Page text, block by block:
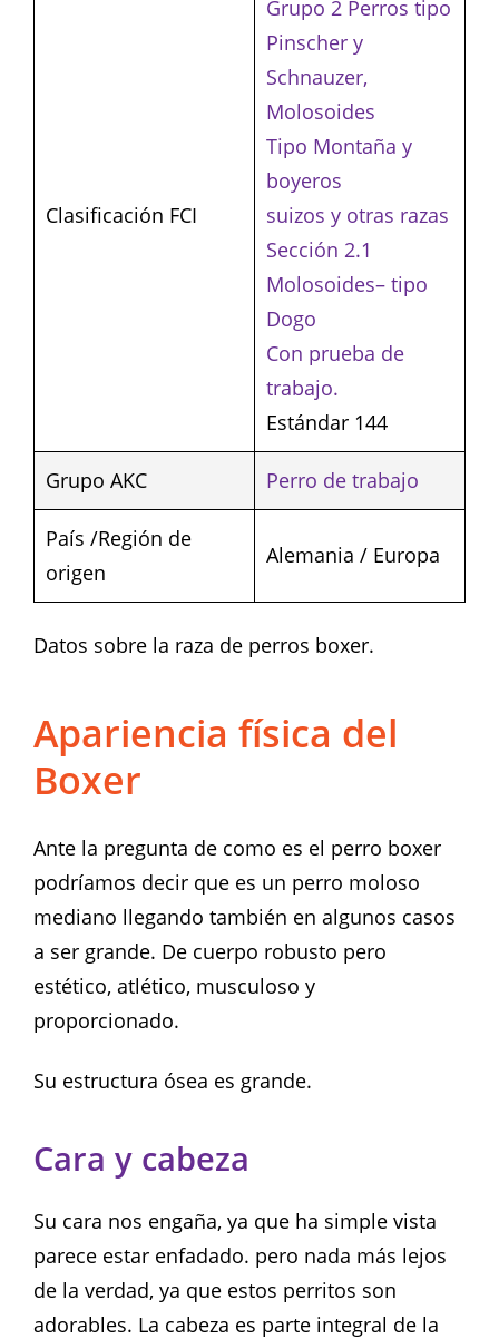
Clasificación FCI
Grupo 2 Perros tipo
Pinscher y
Schnauzer,
Molosoides
Tipo Montaña y
boyeros
suizos y otras razas
Sección 2.1
Molosoides– tipo
Dogo
Con prueba de
trabajo.
Estándar 144
Grupo AKC Perro de trabajo
País /Región de
origen
Alemania / Europa
Datos sobre la raza de perros boxer.
Apariencia física del
Boxer
Ante la pregunta de como es el perro boxer
podríamos decir que es un perro moloso
mediano llegando también en algunos casos
a ser grande. De cuerpo robusto pero
estético, atlético, musculoso y
proporcionado.
Su estructura ósea es grande.
Cara y cabeza
Su cara nos engaña, ya que ha simple vista
parece estar enfadado. pero nada más lejos
de la verdad, ya que estos perritos son
adorables. La cabeza es parte integral de la